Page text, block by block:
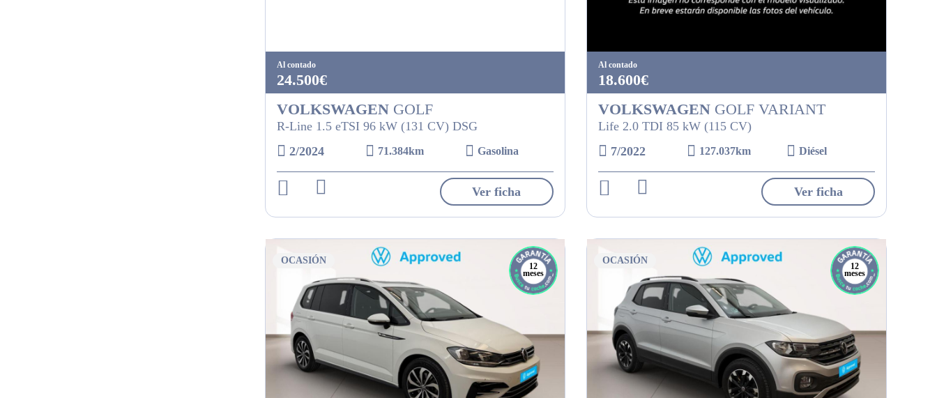
Al contado
24.500€
VOLKSWAGENGOLF
R-Line 1.5 eTSI 96 kW (131 CV) DSG
2/2024
71.384km Gasolina
Ver ficha
Al contado
18.600€
VOLKSWAGENGOLF VARIANT
Life 2.0 TDI 85 kW (115 CV)
7/2022
127.037km Diésel
Ver ficha
OCASIÓN
12
meses
OCASIÓN
12
meses